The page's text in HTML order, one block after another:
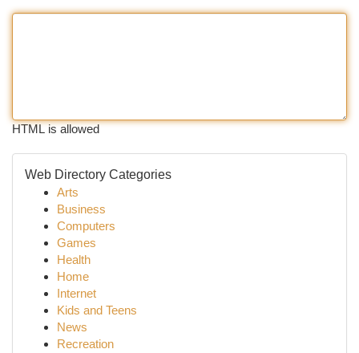
HTML is allowed
Web Directory Categories
Arts
Business
Computers
Games
Health
Home
Internet
Kids and Teens
News
Recreation